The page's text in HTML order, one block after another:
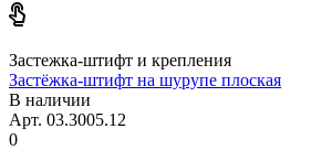
Застежка-штифт и крепления
Застёжка-штифт на шурупе плоская
В наличии
Арт. 03.3005.12
0